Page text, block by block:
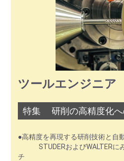
ツールエンジニ
特集 研削の高精度化へ
●高精度を再現する研削技術と自
STUDERおよびWALTERにみ
チ